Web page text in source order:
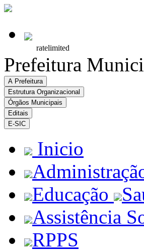
Prefeitura
A Prefeitura
Estrutura Organizacional
Órgãos Municipais
Editais
E-SIC
Inicio
Educação
Assistência
RPPS